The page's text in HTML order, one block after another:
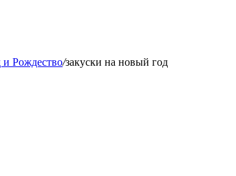
Рождество/закуски на новый год